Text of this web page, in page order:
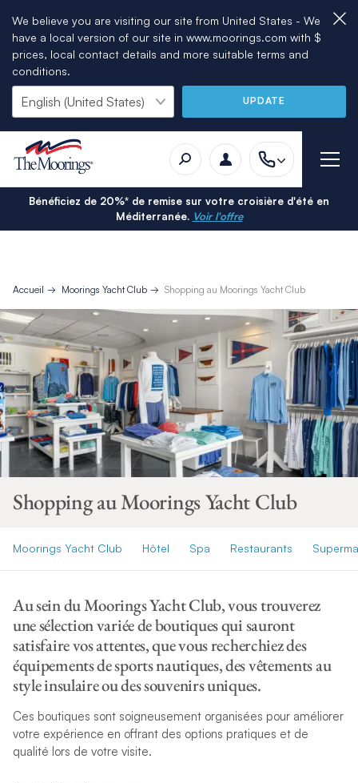
We believe you are visiting our site from United States - We
have a local version of our site in www.moorings.com with $
prices, local contact details and more suitable terms and
conditions.
UPDATE
Bénéficiez de 20%* de remise sur votre croisière d'été en
Méditerranée. Voir l'offre
Accueil Moorings Yacht Club Shopping au Moorings Yacht Club
Shopping au Moorings Yacht Club
Moorings Yacht Club Hôtel Spa Restaurants
Au sein du Moorings Yacht Club, vous trouverez
une sélection variée de boutiques qui sauront
satisfaire vos attentes, que vous recherchiez des
équipements de sports nautiques, des vêtements au
style insulaire ou des souvenirs uniques.
Ces boutiques sont soigneusement organisées pour améliorer
votre expérience en offrant des options pratiques et de
qualité lors de votre visite.